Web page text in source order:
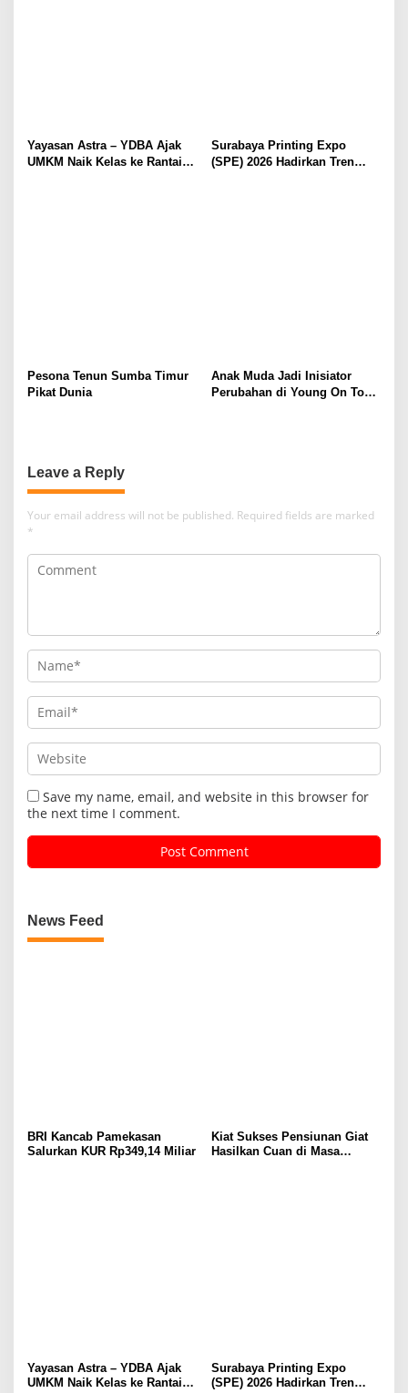
Yayasan Astra – YDBA Ajak
UMKM Naik Kelas ke Rantai
Surabaya Printing Expo
(SPE) 2026 Hadirkan Tren
Pesona Tenun Sumba Timur
Pikat Dunia
Anak Muda Jadi Inisiator
Perubahan di Young On Top
Leave a Reply
Your email address will not be published. Required fields are marked
*
Save my name, email, and website in this browser for
the next time I comment.
News Feed
BRI Kancab Pamekasan
Salurkan KUR Rp349,14 Miliar
Kiat Sukses Pensiunan Giat
Hasilkan Cuan di Masa
Yayasan Astra – YDBA Ajak
UMKM Naik Kelas ke Rantai
Surabaya Printing Expo
(SPE) 2026 Hadirkan Tren